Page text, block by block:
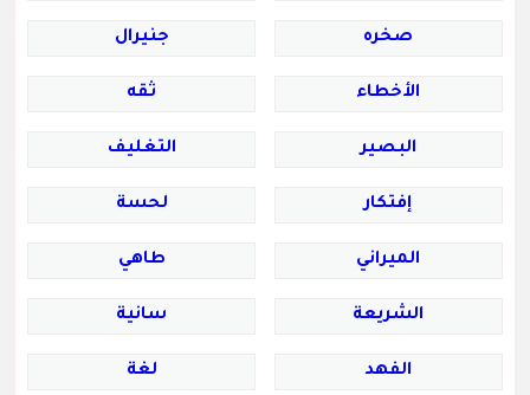
صخره جنيرال
الأخطاء ثقه
البصير التغليف
إفتكار لحسة
الميراني طاهي
الشريعة سانية
الفهد لغة